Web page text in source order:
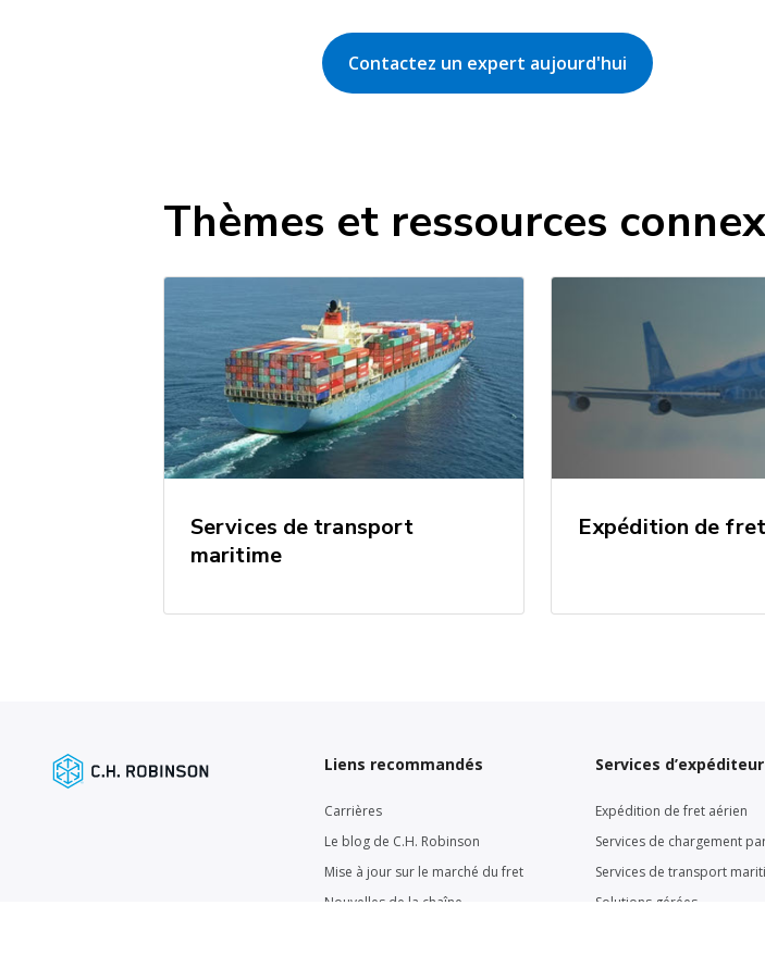
Contactez un expert aujourd'hui
Thèmes et ressources
Services de transport
maritime
Expédition de
Liens recommandés
Carrières
Le blog de C.H. Robinson
Mise à jour sur le marché du fret
Nouvelles de la chaîne
Services d’expéditeur
Expédition de fret aérien
Services de chargement
Services de transport
Solutions gérées